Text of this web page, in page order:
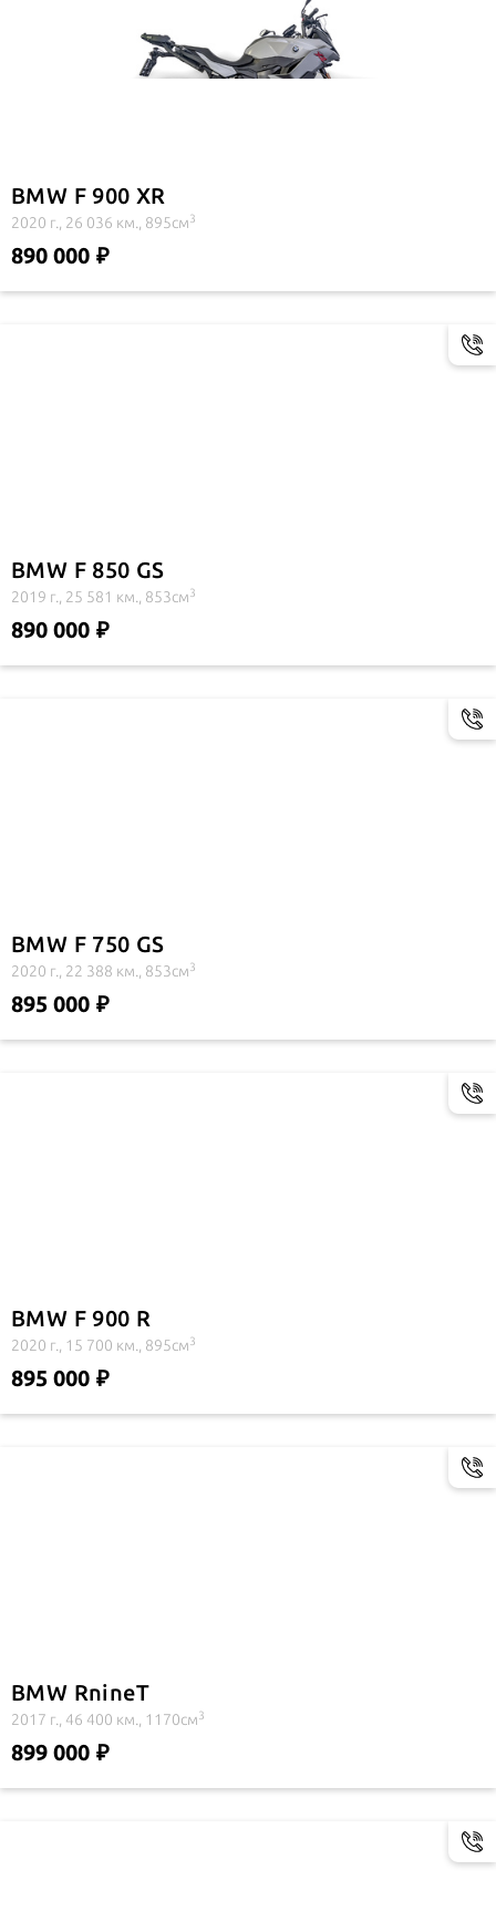
BMW F 900 XR
2020 г., 26 036 км., 895см3
890 000
BMW F 850 GS
2019 г., 25 581 км., 853см3
890 000
BMW F 750 GS
2020 г., 22 388 км., 853см3
895 000
BMW F 900 R
2020 г., 15 700 км., 895см3
895 000
BMW RnineT
2017 г., 46 400 км., 1170см3
899 000